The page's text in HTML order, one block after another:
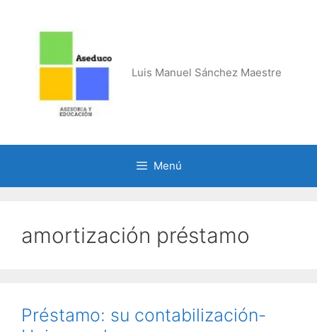
Luis Manuel Sánchez Maestre
Menú
amortización préstamo
Préstamo: su contabilización-